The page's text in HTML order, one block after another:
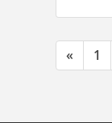
« 1